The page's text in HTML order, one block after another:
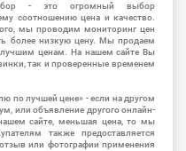
- это огромный выбор
соотношению цена и качество.
мы проводим мониторинг цен
более низкую цену. Мы продаем
ценам. На нашем сайте Вы
так и проверенные временем
по лучшей цене» - если на другом
или объявление другого онлайн-
сайте, меньшая цена, то мы
также предоставляется
или фотографии применения